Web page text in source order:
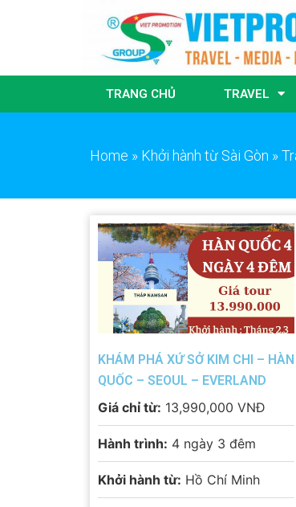
TRANG CHỦ TRAVEL
Home » Khởi hành từ Sài Gòn »
KHÁM PHÁ XỨ SỞ KIM CHI – HÀN
QUỐC – SEOUL – EVERLAND
Giá chỉ từ: 13,990,000 VNĐ
Hành trình: 4 ngày 3 đêm
Khởi hành từ: Hồ Chí Minh